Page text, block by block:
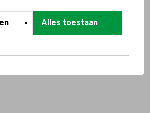
Alles toestaan